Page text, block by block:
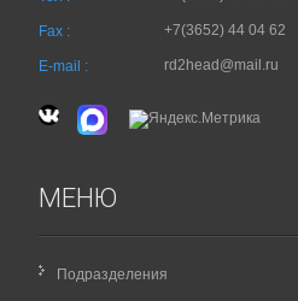
Fax : +7(3652) 44 04 62
E-mail : rd2head@mail.ru
МЕНЮ
Подразделения